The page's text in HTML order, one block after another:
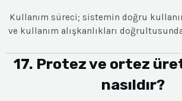
Kullanım süreci; sistemin doğru
ve kullanım alışkanlıkları
17. Protez ve ortez
nasıldır?